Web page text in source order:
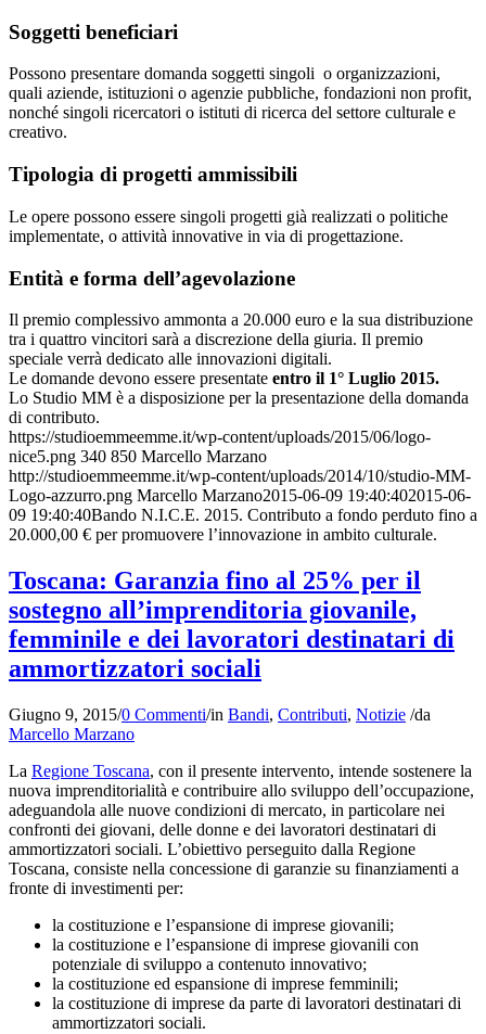
Soggetti beneficiari
Possono presentare domanda soggetti singoli o organizzazioni,
quali aziende, istituzioni o agenzie pubbliche, fondazioni non profit,
nonché singoli ricercatori o istituti di ricerca del settore culturale e
creativo.
Tipologia di progetti ammissibili
Le opere possono essere singoli progetti già realizzati o politiche
implementate, o attività innovative in via di progettazione.
Entità e forma dell’agevolazione
Il premio complessivo ammonta a 20.000 euro e la sua distribuzione
tra i quattro vincitori sarà a discrezione della giuria. Il premio
speciale verrà dedicato alle innovazioni digitali.
Le domande devono essere presentate entro il 1° Luglio 2015.
Lo Studio MM è a disposizione per la presentazione della domanda
di contributo.
https://studioemmeemme.it/wp-content/uploads/2015/06/logo-
nice5.png 340 850 Marcello Marzano
http://studioemmeemme.it/wp-content/uploads/2014/10/studio-MM-
Logo-azzurro.png Marcello Marzano2015-06-09 19:40:402015-06-
09 19:40:40Bando N.I.C.E. 2015. Contributo a fondo perduto fino a
20.000,00 € per promuovere l’innovazione in ambito culturale.
Toscana: Garanzia fino al 25% per il
sostegno all’imprenditoria giovanile,
femminile e dei lavoratori destinatari di
ammortizzatori sociali
Giugno 9, 2015/0 Commenti/in Bandi, Contributi, Notizie /da
Marcello Marzano
La Regione Toscana, con il presente intervento, intende sostenere la
nuova imprenditorialità e contribuire allo sviluppo dell’occupazione,
adeguandola alle nuove condizioni di mercato, in particolare nei
confronti dei giovani, delle donne e dei lavoratori destinatari di
ammortizzatori sociali. L’obiettivo perseguito dalla Regione
Toscana, consiste nella concessione di garanzie su finanziamenti a
fronte di investimenti per:
la costituzione e l’espansione di imprese giovanili;
la costituzione e l’espansione di imprese giovanili con
potenziale di sviluppo a contenuto innovativo;
la costituzione ed espansione di imprese femminili;
la costituzione di imprese da parte di lavoratori destinatari di
ammortizzatori sociali.